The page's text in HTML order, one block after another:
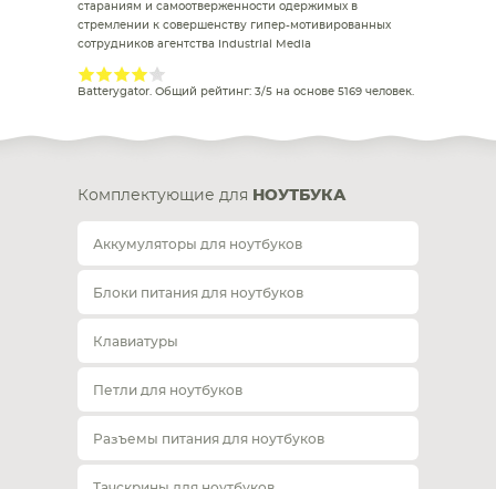
стараниям и самоотверженности одержимых в
стремлении к совершенству гипер-мотивированных
сотрудников агентства Industrial Media
Batterygator. Общий рейтинг: 3/5 на основе 5169 человек.
Комплектующие для НОУТБУКА
Аккумуляторы для ноутбуков
Блоки питания для ноутбуков
Клавиатуры
Петли для ноутбуков
Разъемы питания для ноутбуков